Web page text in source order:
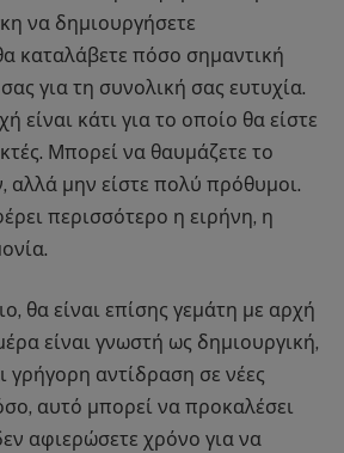
να δημιουργήσετε
καταλάβετε πόσο σημαντική
για τη συνολική σας ευτυχία.
είναι κάτι για το οποίο θα είστε
Μπορεί να θαυμάζετε το
αλλά μην είστε πολύ πρόθυμοι.
περισσότερο η ειρήνη, η
θα είναι επίσης γεμάτη με αρχή
είναι γνωστή ως δημιουργική,
αντίδραση σε νέες
αυτό μπορεί να προκαλέσει
αφιερώσετε χρόνο για να